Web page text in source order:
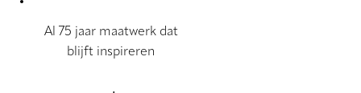
Al 75 jaar maatwerk dat
blijft inspireren